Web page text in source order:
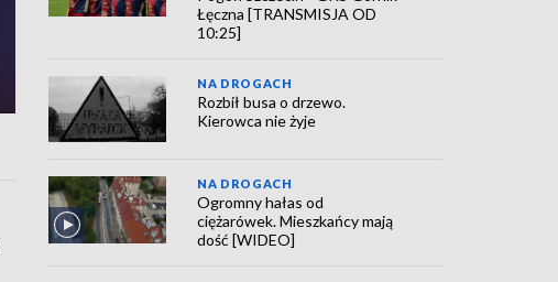
Łęczna [TRANSMISJA OD
10:25]
NA DROGACH
Rozbił busa o drzewo.
Kierowca nie żyje
NA DROGACH
Ogromny hałas od
ciężarówek. Mieszkańcy mają
dość [WIDEO]